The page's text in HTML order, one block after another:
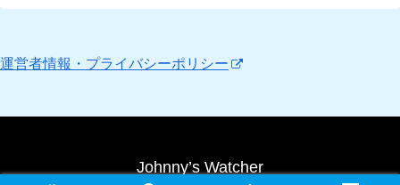
運営者情報・プライバシーポリシー
Johnny’s Watcher